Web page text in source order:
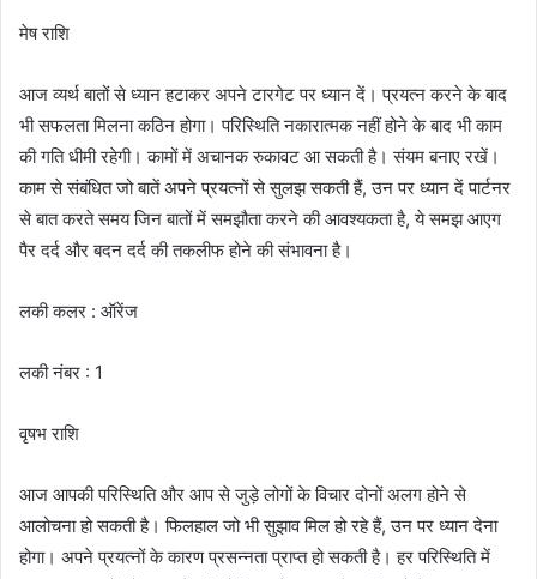
मेष राशि
आज व्यर्थ बातों से ध्यान हटाकर अपने टारगेट पर ध्यान दें। प्रयत्न करने के बाद
भी सफलता मिलना कठिन होगा। परिस्थिति नकारात्मक नहीं होने के बाद भी काम
की गति धीमी रहेगी। कामों में अचानक रुकावट आ सकती है। संयम बनाए रखें।
काम से संबंधित जो बातें अपने प्रयत्नों से सुलझ सकती हैं, उन पर ध्यान दें पार्टनर
से बात करते समय जिन बातों में समझौता करने की आवश्यकता है, ये समझ आएग
पैर दर्द और बदन दर्द की तकलीफ होने की संभावना है।
लकी कलर : ऑरेंज
लकी नंबर : 1
वृषभ राशि
आज आपकी परिस्थिति और आप से जुड़े लोगों के विचार दोनों अलग होने से
आलोचना हो सकती है। फिलहाल जो भी सुझाव मिल हो रहे हैं, उन पर ध्यान देना
होगा। अपने प्रयत्नों के कारण प्रसन्नता प्राप्त हो सकती है। हर परिस्थिति में